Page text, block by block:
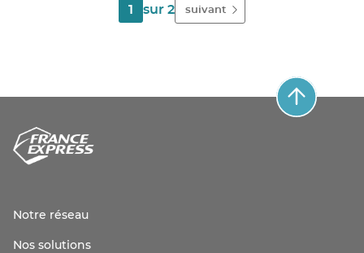
1 sur 2 suivant
Notre réseau
Nos solutions